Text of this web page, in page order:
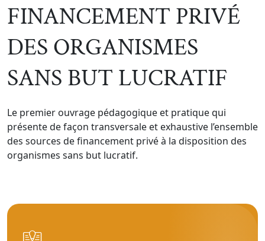
FINANCEMENT PRIVÉ
DES ORGANISMES
SANS BUT LUCRATIF
Le premier ouvrage pédagogique et pratique qui
présente de façon transversale et exhaustive l’ensemble
des sources de financement privé à la disposition des
organismes sans but lucratif.